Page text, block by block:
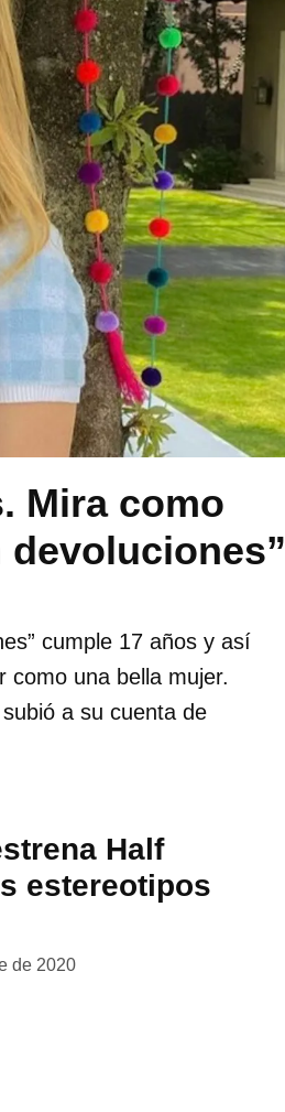
Mira como
devoluciones”
cumple 17 años y así
como una bella mujer.
a su cuenta de
Half
estereotipos
de 2020